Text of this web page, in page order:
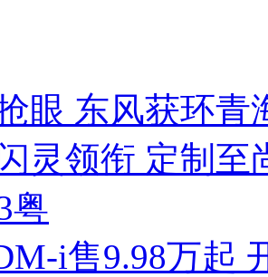
眼 东风获环青
灵领衔 定制至
粤
i售9.98万起